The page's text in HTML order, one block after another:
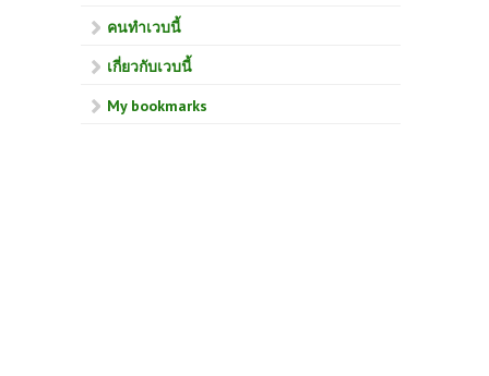
คนทำเวบนี้
เกี่ยวกับเวบนี้
My bookmarks